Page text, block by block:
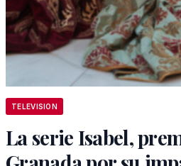
TELEVISION
La serie Isabel,